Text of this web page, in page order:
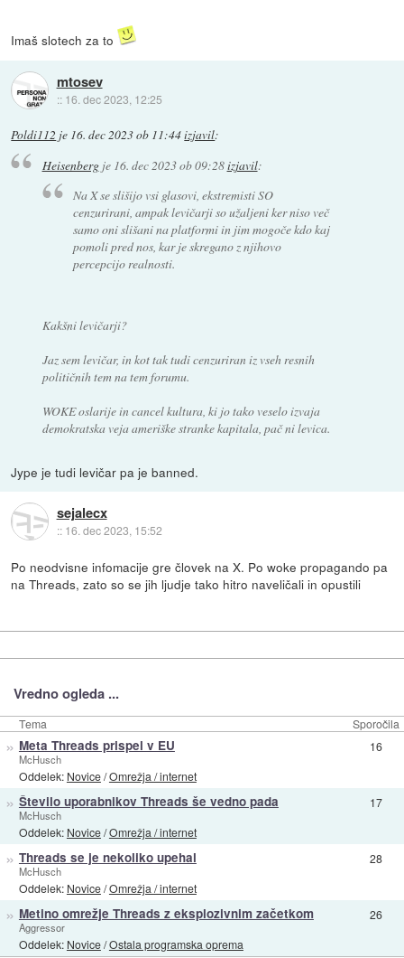
Imaš slotech za to
mtosev
:: 16. dec 2023, 12:25
Poldi112 je 16. dec 2023 ob 11:44izjavil:
Heisenbergje 16. dec 2023 ob 09:28izjavil:
Na X se slišijo vsi glasovi, ekstremisti SO
cenzurirani, ampak levičarji so užaljeni ker niso več
samo oni slišani na platformi in jim mogoče kdo kaj
pomoli pred nos, kar je skregano z njihovo
percepcijo realnosti.
Kakšni levičarji?
Jaz sem levičar, in kot tak tudi cenzuriran iz vseh resnih
političnih tem na tem forumu.
WOKE oslarije in cancel kultura, ki jo tako veselo izvaja
demokratska veja ameriške stranke kapitala, pač ni levica.
Jype je tudi levičar pa je banned.
sejalecx
:: 16. dec 2023, 15:52
Po neodvisne infomacije gre človek na X. Po woke propagando pa
na Threads, zato so se jih ljudje tako hitro naveličali in opustili
Vredno ogleda ...
Tema Sporočila
» Meta Threads prispel v EU
McHusch
Oddelek: Novice/Omrežja / internet
16
» Število uporabnikov Threads še vedno pada
McHusch
Oddelek: Novice/Omrežja / internet
17
» Threads se je nekoliko upehal
McHusch
Oddelek: Novice/Omrežja / internet
28
» Metino omrežje Threads z eksplozivnim začetkom
Aggressor
Oddelek: Novice/Ostala programska oprema
26